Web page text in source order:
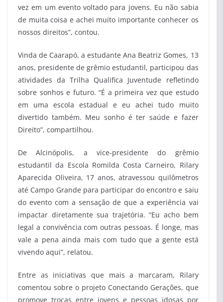
vez em um evento voltado para jovens. Eu não sabia
de muita coisa e achei muito importante conhecer os
nossos direitos”, contou.
Vinda de Caarapó, a estudante Ana Beatriz Gomes, 13
anos, presidente de grêmio estudantil, participou das
atividades da Trilha Qualifica Juventude refletindo
sobre sonhos e futuro. “É a primeira vez que estudo
em uma escola estadual e eu achei tudo muito
divertido também. Meu sonho é ter saúde e fazer
Direito”, compartilhou.
De Alcinópolis, a vice-presidente do grêmio
estudantil da Escola Romilda Costa Carneiro, Rilary
Aparecida Oliveira, 17 anos, atravessou quilômetros
até Campo Grande para participar do encontro e saiu
do evento com a sensação de que a experiência vai
impactar diretamente sua trajetória. “Eu acho bem
legal a convivência com outras pessoas. É longe, mas
vale a pena ainda mais com tudo que a gente está
vivendo aqui”, relatou.
Entre as iniciativas que mais a marcaram, Rilary
comentou sobre o projeto Conectando Gerações, que
promove trocas entre jovens e pessoas idosas por